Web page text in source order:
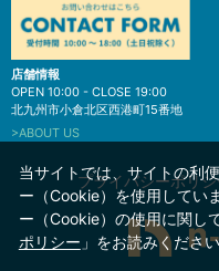
店舗情報
OPEN 10:00 - CLOSE 19:00
北九州市小倉北区西港町15番地
>ABOUT US
プライバシーポリ
当サイトでは、サイトの利
ー（Cookie）を使用してい
ー（Cookie）の使用に関し
ポリシー 」をお読みくださ